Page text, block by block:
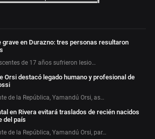
grave en Durazno: tres personas resultaron
de 17 años sufrieron lesio…
Orsi destacó legado humano y profesional de
de la República, Yamandú Orsi, as…
en Rivera evitará traslados de recién nacidos
del país
de la República, Yamandú Orsi, par…